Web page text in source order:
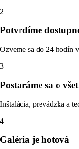
2
Potvrdíme
Ozveme sa do 24 hodín
3
Postaráme sa o
Inštalácia, prevádzka a
4
Galéria je hotová